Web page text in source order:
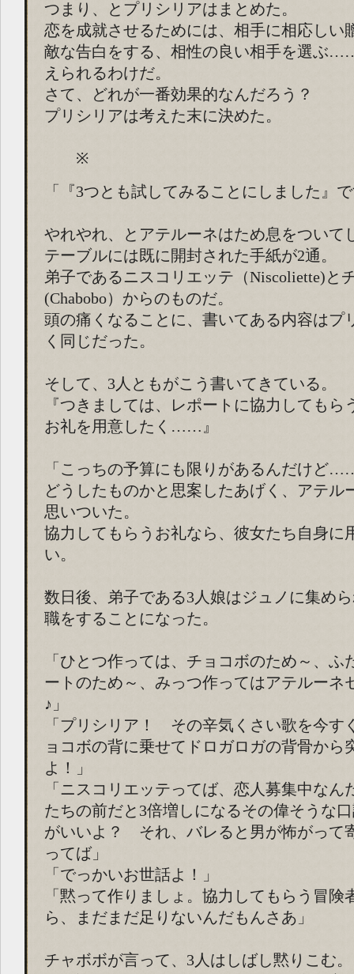
つまり、とプリシリアはまとめた。
恋を成就させるためには、相手に相応しい
敵な告白をする、相性の良い相手を選ぶ
えられるわけだ。
さて、どれが一番効果的なんだろう？
プリシリアは考えた末に決めた。
※
「『3つとも試してみることにしました
やれやれ、とアテルーネはため息をついて
テーブルには既に開封された手紙が2通。
弟子であるニスコリエッテ（Niscoliette)と
(Chabobo）からのものだ。
頭の痛くなることに、書いてある内容はプ
く同じだった。
そして、3人ともがこう書いてきている。
『つきましては、レポートに協力してもら
お礼を用意したく……』
「こっちの予算にも限りがあるんだけど
どうしたものかと思案したあげく、アテル
思いついた。
協力してもらうお礼なら、彼女たち自身に
い。
数日後、弟子である3人娘はジュノに集め
職をすることになった。
「ひとつ作っては、チョコボのため～、ふ
ートのため～、みっつ作ってはアテルーネ
♪」
「プリシリア！ その辛気くさい歌を今す
ョコボの背に乗せてドロガロガの背骨から
よ！」
「ニスコリエッテってば、恋人募集中なん
たちの前だと3倍増しになるその偉そうな
がいいよ？ それ、バレると男が怖がって
ってば」
「でっかいお世話よ！」
「黙って作りましょ。協力してもらう冒険
ら、まだまだ足りないんだもんさあ」
チャボボが言って、3人はしばし黙りこむ。